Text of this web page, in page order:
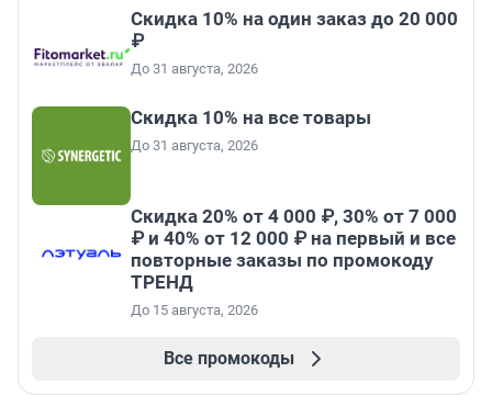
Скидка 10% на один заказ до 20 000
₽
До 31 августа, 2026
Скидка 10% на все товары
До 31 августа, 2026
Скидка 20% от 4 000 ₽, 30% от 7 000
₽ и 40% от 12 000 ₽ на первый и все
повторные заказы по промокоду
ТРЕНД
До 15 августа, 2026
Все промокоды